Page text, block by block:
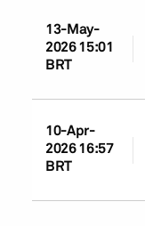
13-May-
2026 15:01
BRT
10-Apr-
2026 16:57
BRT